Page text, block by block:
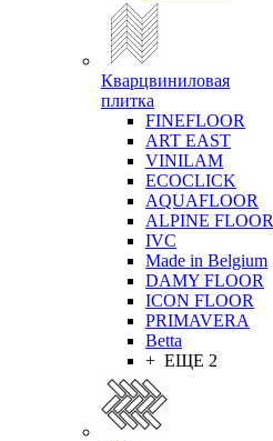
Кварцвиниловая
плитка
FINEFLOOR
ART EAST
VINILAM
ECOCLICK
AQUAFLOOR
ALPINE FLOOR
IVC
Made in Belgium
DAMY FLOOR
ICON FLOOR
PRIMAVERA
Betta
+ ЕЩЕ 2